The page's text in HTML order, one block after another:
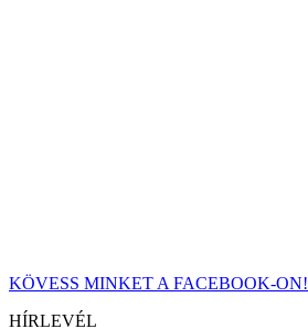
KÖVESS MINKET A FACEBOOK-ON!
HÍRLEVÉL